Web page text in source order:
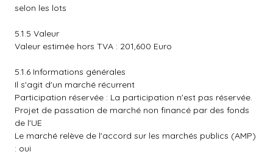
selon les lots
5.1.5 Valeur
Valeur estimée hors TVA : 201,600 Euro
5.1.6 Informations générales
Il s'agit d'un marché récurrent
Participation réservée : La participation n'est pas réservée.
Projet de passation de marché non financé par des fonds
de l'UE
Le marché relève de l'accord sur les marchés publics (AMP)
: oui